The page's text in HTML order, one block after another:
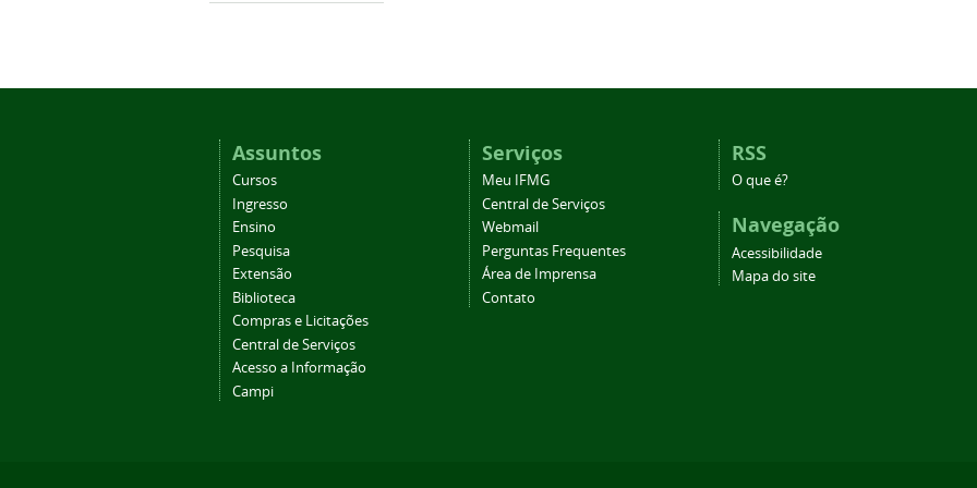
Assuntos
Cursos
Ingresso
Ensino
Pesquisa
Extensão
Biblioteca
Compras e Licitações
Central de Serviços
Acesso a Informação
Campi
Serviços
Meu IFMG
Central de Serviços
Webmail
Perguntas Frequentes
Área de Imprensa
Contato
RSS
O que é?
Navegação
Acessibilidade
Mapa do site